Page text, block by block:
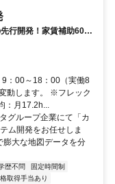
行開発！家賃補助60％
：00～18：00（実働8
動します。 ※フレック
：月17.2h...
グループ企業にて「カ
ム開発をお任せしま
大な地図データを分
歴不問
固定時間制
取得手当あり